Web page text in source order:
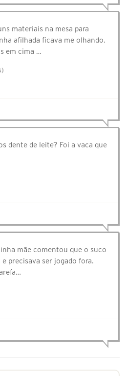
materiais na mesa para
afilhada ficava me olhando.
em cima …
dente de leite? Foi a vaca que
mãe comentou que o suco
e precisava ser jogado fora.